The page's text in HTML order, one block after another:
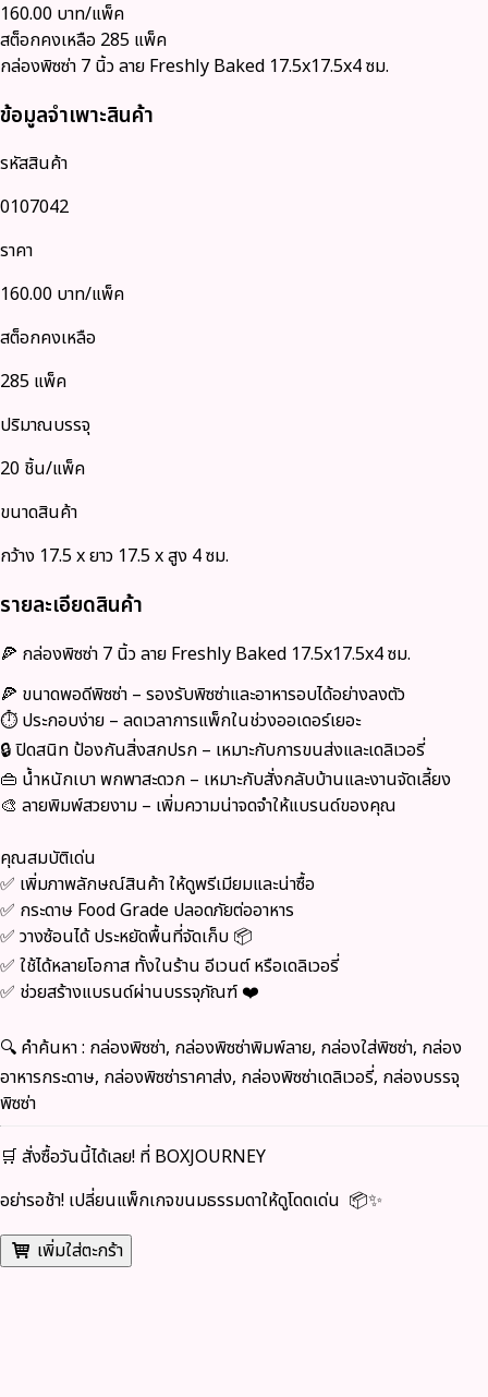
160.00 บาท/แพ็ค
สต็อกคงเหลือ 285 แพ็ค
กล่องพิซซ่า 7 นิ้ว ลาย Freshly Baked 17.5x17.5x4 ซม.
ข้อมูลจำเพาะสินค้า
รหัสสินค้า
0107042
ราคา
160.00 บาท/แพ็ค
สต็อกคงเหลือ
285 แพ็ค
ปริมาณบรรจุ
20 ชิ้น/แพ็ค
ขนาดสินค้า
กว้าง 17.5 x ยาว 17.5 x สูง 4 ซม.
รายละเอียดสินค้า
🍕 กล่องพิซซ่า 7 นิ้ว ลาย Freshly Baked 17.5x17.5x4 ซม.
🍕 ขนาดพอดีพิซซ่า – รองรับพิซซ่าและอาหารอบได้อย่างลงตัว
⏱️ ประกอบง่าย – ลดเวลาการแพ็กในช่วงออเดอร์เยอะ
🔒ปิดสนิท ป้องกันสิ่งสกปรก – เหมาะกับการขนส่งและเดลิเวอรี่
👜 น้ำหนักเบา พกพาสะดวก – เหมาะกับสั่งกลับบ้านและงานจัดเลี้ยง
🎨 ลายพิมพ์สวยงาม – เพิ่มความน่าจดจำให้แบรนด์ของคุณ
คุณสมบัติเด่น
✅ เพิ่มภาพลักษณ์สินค้าให้ดูพรีเมียมและน่าซื้อ
✅ กระดาษ Food Grade ปลอดภัยต่ออาหาร
✅ วางซ้อนได้ ประหยัดพื้นที่จัดเก็บ 📦
✅ ใช้ได้หลายโอกาส ทั้งในร้าน อีเวนต์ หรือเดลิเวอรี่
✅ ช่วยสร้างแบรนด์ผ่านบรรจุภัณฑ์ ❤️
🔍 คำค้นหา : กล่องพิซซ่า, กล่องพิซซ่าพิมพ์ลาย, กล่องใส่พิซซ่า, กล่อง
อาหารกระดาษ, กล่องพิซซ่าราคาส่ง, กล่องพิซซ่าเดลิเวอรี่, กล่องบรรจุ
พิซซ่า
🛒 สั่งซื้อวันนี้ได้เลย! ที่ BOXJOURNEY
อย่ารอช้า! เปลี่ยนแพ็กเกจขนมธรรมดาให้ดูโดดเด่น 📦✨
เพิ่มใส่ตะกร้า